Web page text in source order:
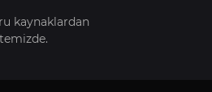
kaynaklardan